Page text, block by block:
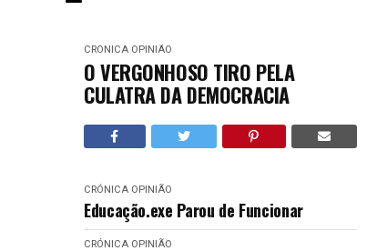
CRÓNICA OPINIÃO
O VERGONHOSO TIRO PELA
CULATRA DA DEMOCRACIA
CRÓNICA OPINIÃO
Educação.exe Parou de Funcionar
CRÓNICA OPINIÃO